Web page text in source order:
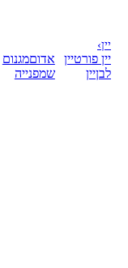
יין›
יין פורטיין
לבןיין
אדוםמגנום
שמפנייה